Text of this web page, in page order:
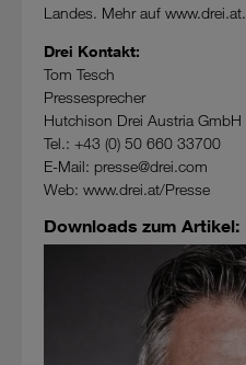
Landes. Mehr auf www.drei.at.
Drei Kontakt:
Tom Tesch
Pressesprecher
Hutchison Drei Austria GmbH
Tel.: +43 (0) 50 660 33700
E-Mail: presse@drei.com
Web: www.drei.at/Presse
Downloads zum Artikel: